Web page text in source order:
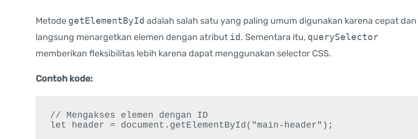
Metode getElementById adalah salah satu yang paling umum digunakan karena cepat dan
langsung menargetkan elemen dengan atribut id. Sementara itu, querySelector
memberikan fleksibilitas lebih karena dapat menggunakan selector CSS.
Contoh kode:
// Mengakses elemen dengan ID
let header = document.getElementById("main-header");